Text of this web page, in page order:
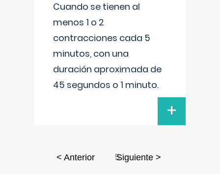
Cuando se tienen al
menos 1 o 2
contracciones cada 5
minutos, con una
duración aproximada de
45 segundos o 1 minuto.
+
< Anterior 5
Siguiente >